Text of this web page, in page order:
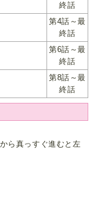
終話
第4話～最
終話
第6話～最
終話
第8話～最
終話
ら真っすぐ進むと左